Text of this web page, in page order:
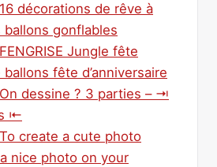
décorations de rêve à
gonflables
Jungle fête
fête d’anniversaire
dessine ? 3 parties – ⇥
⇤
create a cute photo
nice photo on your